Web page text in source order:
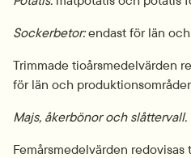
Sockerbetor: endast för län
Trimmade tioårsmedelvärden
för län och
Majs, åkerbönor och slåttervall.
Femårsmedelvärden